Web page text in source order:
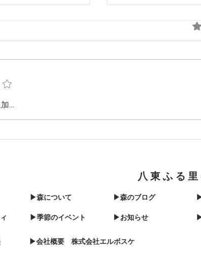
ティバルに館長
。
ます。
5
…
八東ふる
▶森について
▶季節のイベント
▶森のブログ
▶お知らせ
▶会社概要 株式会社エルボスケ